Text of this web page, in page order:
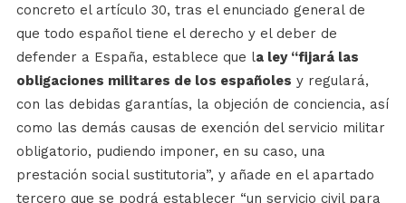
concreto el artículo 30, tras el enunciado general de
que todo español tiene el derecho y el deber de
defender a España, establece que la ley “fijará las
obligaciones militares de los españoles y regulará,
con las debidas garantías, la objeción de conciencia, así
como las demás causas de exención del servicio militar
obligatorio, pudiendo imponer, en su caso, una
prestación social sustitutoria”, y añade en el apartado
tercero que se podrá establecer “un servicio civil para